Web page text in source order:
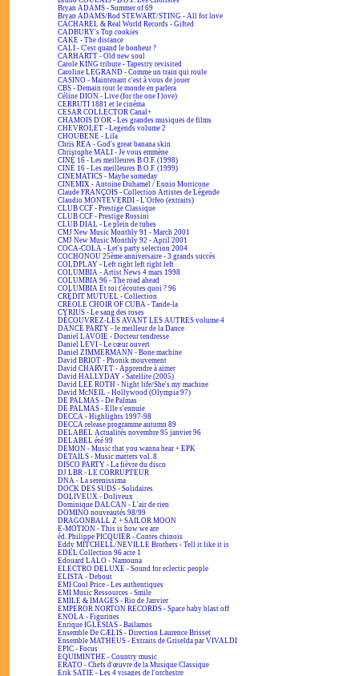
Bryan ADAMS - Summer of 69
Bryan ADAMS/Rod STEWART/STING - All for love
CACHAREL & Real World Records - Gifted
CADBURY's Top cookies
CAKE - The distance
CALI - C'est quand le bonheur ?
CARHARTT - Old new soul
Carole KING tribute - Tapestry revisited
Caroline LEGRAND - Comme un train qui roule
CASINO - Maintenant c'est à vous de jouer
CBS - Demain tout le monde en parlera
Céline DION - Live (for the one I love)
CERRUTI 1881 et le cinéma
CESAR COLLECTOR Canal+
CHAMOIS D'OR - Les grandes musiques de films
CHEVROLET - Legends volume 2
CHOUBENE - Lila
Chris REA - God's great banana skin
Christophe MALI - Je vous emmène
CINÉ 16 - Les meilleures B.O.F. (1998)
CINÉ 16 - Les meilleures B.O.F. (1999)
CINEMATICS - Maybe someday
CINEMIX - Antoine Duhamel / Ennio Morricone
Claude FRANÇOIS - Collection Artistes de Légende
Claudio MONTEVERDI - L'Orfeo (extraits)
CLUB CCF - Prestige Classique
CLUB CCF - Prestige Rossini
CLUB DIAL - Le plein de tubes
CMJ New Music Monthly 91 - March 2001
CMJ New Music Monthly 92 - April 2001
COCA-COLA - Let's party selection 2004
COCHONOU 25ème anniversaire - 3 grands succès
COLDPLAY - Left right left right left
COLUMBIA - Artist News 4 mars 1998
COLUMBIA 96 - The road ahead
COLUMBIA Et toi t'écoutes quoi ? 96
CRÉDIT MUTUEL - Collection
CRÉOLE CHOIR OF CUBA - Tande-la
CYRIUS - Le sang des roses
DÉCOUVREZ-LES AVANT LES AUTRES volume 4
DANCE PARTY - le meilleur de la Dance
Daniel LAVOIE - Docteur tendresse
Daniel LEVI - Le cœur ouvert
Daniel ZIMMERMANN - Bone machine
David BRIOT - Phonik mouvement
David CHARVET - Apprendre à aimer
David HALLYDAY - Satellite (2005)
David LEE ROTH - Night life/She's my machine
David McNEIL - Hollywood (Olympia 97)
DE PALMAS - De Palmas
DE PALMAS - Elle s'ennuie
DECCA - Highlights 1997-98
DECCA release programme autumn 89
DELABEL Actualités novembre 95 janvier 96
DELABEL été 99
DEMON - Music that you wanna hear + EPK
DETAILS - Music matters vol. 8
DISCO PARTY - La fièvre du disco
DJ LBR - LE CORRUPTEUR
DNA - La serenissima
DOCK DES SUDS - Solidaires
DOLIVEUX - Doliveux
Dominique DALCAN - L'air de rien
DOMINO nouveautés 98/99
DRAGONBALL Z + SAILOR MOON
E-MOTION - This is how we are
éd. Philippe PICQUIER - Contes chinois
Eddy MITCHELL/NEVILLE Brothers - Tell it like it is
EDEL Collection 96 acte 1
Edouard LALO - Namouna
ELECTRO DELUXE - Sound for eclectic people
ELISTA - Debout
EMI Cool Price - Les authentiques
EMI Music Ressources - Smile
EMILE & IMAGES - Rio de Janvier
EMPEROR NORTON RECORDS - Space baby blast off
ENOLA - Figurines
Enrique IGLESIAS - Bailamos
Ensemble De CÆLIS - Direction Laurence Brisset
Ensemble MATHEUS - Extraits de Griselda par VIVALDI
EPIC - Focus
EQUIMINTHE - Country music
ERATO - Chefs d'œuvre de la Musique Classique
Erik SATIE - Les 4 visages de l'orchestre